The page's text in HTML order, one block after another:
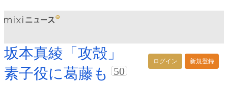
ログイン 新規登録
坂本真綾「攻殻」
素子役に葛藤も
50